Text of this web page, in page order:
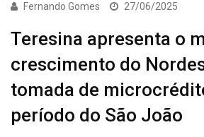
Fernando Gomes 27/06/2025
Teresina apresenta o
crescimento do
tomada de
período do São João